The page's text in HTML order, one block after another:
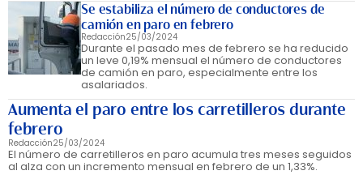
Se estabiliza el número de conductores de
camión en paro en febrero
Redacción25/03/2024
Durante el pasado mes de febrero se ha reducido
un leve 0,19% mensual el número de conductores
de camión en paro, especialmente entre los
asalariados.
Aumenta el paro entre los carretilleros durante
febrero
Redacción25/03/2024
El número de carretilleros en paro acumula tres meses seguidos
al alza con un incremento mensual en febrero de un 1,33%.